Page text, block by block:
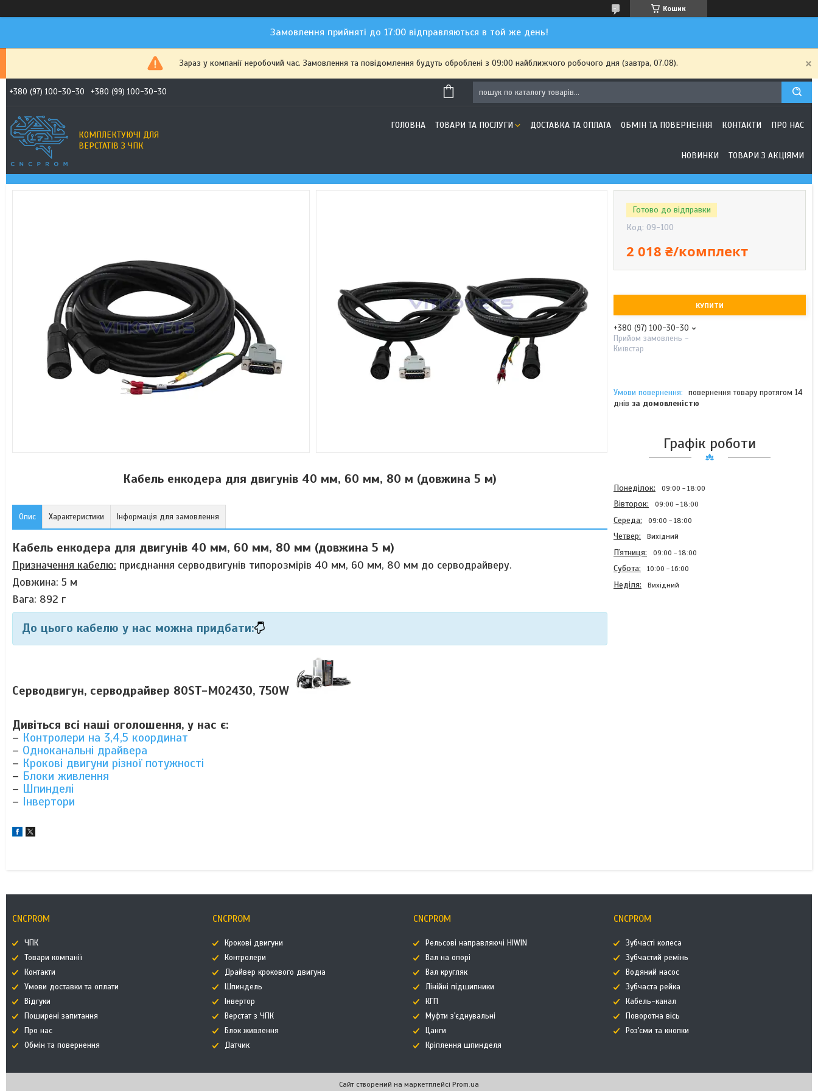
Кошик
Замовлення прийняті до 17:00 відправляються в той же день!
Зараз у компанії неробочий час. Замовлення та повідомлення будуть оброблені з 09:00 найближчого робочого дня (завтра, 07.08).
+380 (97) 100-30-30 +380 (99) 100-30-30
КОМПЛЕКТУЮЧІ ДЛЯ
ВЕРСТАТІВ З ЧПК
ГОЛОВНА ТОВАРИ ТА ПОСЛУГИ ДОСТАВКА ТА ОПЛАТА ОБМІН ТА ПОВЕРНЕННЯ КОНТАКТИ ПРО НАС
НОВИНКИ ТОВАРИ З АКЦІЯМИ
Кабель енкодера для двигунів 40 мм, 60 мм, 80 м (довжина 5 м)
Опис Характеристики Інформація для замовлення
Кабель енкодера для двигунів 40 мм, 60 мм, 80 мм (довжина 5 м)
Призначення кабелю: приєднання серводвигунів типорозмірів 40 мм, 60 мм, 80 мм до серводрайверу.
Довжина: 5 м
Вага: 892 г
До цього кабелю у нас можна придбати:
Серводвигун, серводрайвер 80ST-M02430, 750W
Дивіться всі наші оголошення, у нас є:
– Контролери на 3,4,5 координат
– Одноканальні драйвера
– Крокові двигуни різної потужності
– Блоки живлення
– Шпинделі
– Інвертори
Готово до відправки
Код: 09-100
2 018 ₴/комплект
КУПИТИ
+380 (97) 100-30-30
Прийом замовлень -
Київстар
повернення товару протягом 14
днів за домовленістю
Графік роботи
Понеділок 09:00 18:00
Вівторок 09:00 18:00
Середа 09:00 18:00
Четвер Вихідний
Пʼятниця 09:00 18:00
Субота 10:00 16:00
Неділя Вихідний
CNCPROM
ЧПК
Товари компанії
Контакти
Умови доставки та оплати
Відгуки
Поширені запитання
Про нас
Обмін та повернення
CNCPROM
Крокові двигуни
Контролери
Драйвер крокового двигуна
Шпиндель
Інвертор
Верстат з ЧПК
Блок живлення
Датчик
CNCPROM
Рельсові направляючі HIWIN
Вал на опорі
Вал кругляк
Лінійні підшипники
КГП
Муфти з'єднувальні
Цанги
Кріплення шпинделя
CNCPROM
Зубчасті колеса
Зубчастий ремінь
Водяний насос
Зубчаста рейка
Кабель-канал
Поворотна вісь
Роз'єми та кнопки
Сайт створений на маркетплейсі Prom.ua